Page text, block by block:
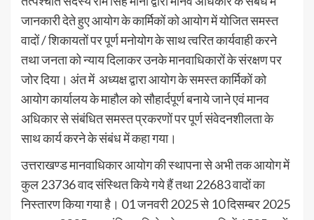
जानकारी देते हुए आयोग के कार्मिकों को आयोग में योजित समस्त
वादों / शिकायतों पर पूर्ण मनोयोग के साथ त्वरित कार्यवाही करने
तथा जनता को न्याय दिलाकर उनके मानवाधिकारों के संरक्षण पर
जोर दिया। अंत में अध्यक्ष द्वारा आयोग के समस्त कार्मिकों को
आयोग कार्यालय के माहौल को सौहार्दपूर्ण बनाये जाने एवं मानव
अधिकार से संबंधित समस्त प्रकरणों पर पूर्ण संवेदनशीलता के
साथ कार्य करने के संबंध में कहा गया।
उत्तराखण्ड मानवाधिकार आयोग की स्थापना से अभी तक आयोग में
कुल 23736 वाद संस्थित किये गये हैं तथा 22683 वादों का
निस्तारण किया गया है। 01 जनवरी 2025 से 10 दिसम्बर 2025